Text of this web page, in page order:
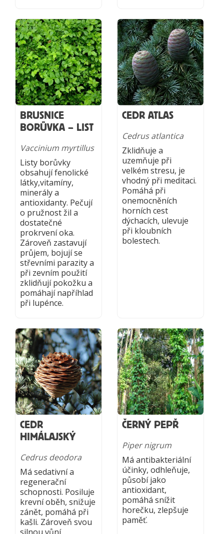
BRUSNICE
BORŮVKA – LIST
Vaccinium myrtillus
Listy borůvky
obsahují fenolické
látky,vitamíny,
minerály a
antioxidanty. Pečují
o pružnost žil a
dostatečné
prokrvení oka.
Zároveň zastavují
průjem, bojují se
střevními parazity a
při zevním použití
zklidňují pokožku a
pomáhají napříhlad
při lupénce.
CEDR ATLAS
Cedrus atlantica
Zklidňuje a
uzemňuje při
velkém stresu, je
vhodný při meditaci.
Pomáhá při
onemocněních
horních cest
dýchacích, ulevuje
při kloubních
bolestech.
CEDR
HIMÁLAJSKÝ
Cedrus deodora
Má sedativní a
regenerační
schopnosti. Posiluje
krevní oběh, snižuje
zánět, pomáhá při
kašli. Zároveň svou
ČERNÝ PEPŘ
Piper nigrum
Má antibakteriální
účinky, odhleňuje,
působí jako
antioxidant,
pomáhá snížit
horečku, zlepšuje
paměť.